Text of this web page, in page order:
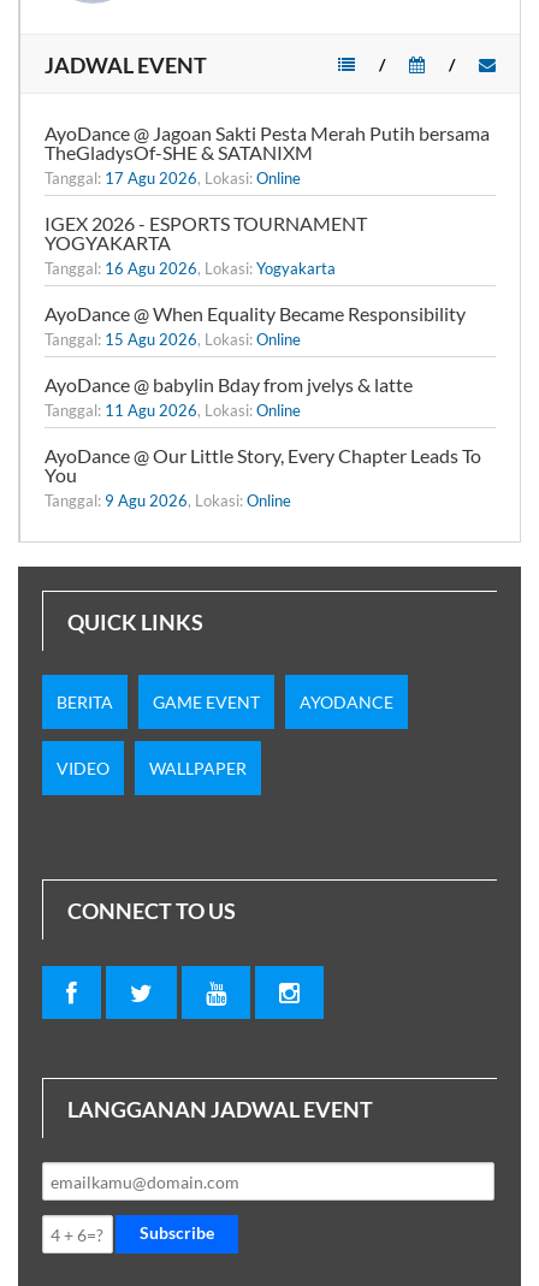
JADWAL EVENT /
/
AyoDance @ Jagoan Sakti Pesta Merah Putih bersama
TheGladysOf-SHE & SATANIXM
Tanggal: 17 Agu 2026, Lokasi:Online
IGEX 2026 - ESPORTS TOURNAMENT
YOGYAKARTA
Tanggal: 16 Agu 2026, Lokasi:Yogyakarta
AyoDance @ When Equality Became Responsibility
Tanggal: 15 Agu 2026, Lokasi:Online
AyoDance @ babylin Bday from jvelys & latte
Tanggal: 11 Agu 2026, Lokasi:Online
AyoDance @ Our Little Story, Every Chapter Leads To
You
Tanggal: 9 Agu 2026, Lokasi:Online
QUICK LINKS
BERITA GAME EVENT AYODANCE
VIDEO WALLPAPER
CONNECT TO US
LANGGANAN JADWAL EVENT
Subscribe